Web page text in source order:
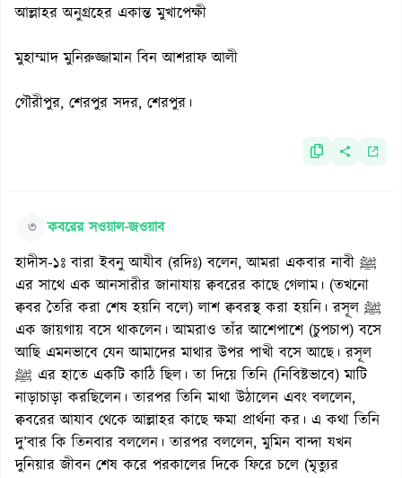
আল্লাহর অনুগ্রহের একান্ত মুখাপেক্ষী
মুহাম্মাদ মুনিরুজ্জামান বিন আশরাফ আলী
গৌরীপুর, শেরপুর সদর, শেরপুর।
৩ কবরের সওয়াল-জওয়াব
হাদীস-১ঃ বারা ইবনু আযীব (রদিঃ) বলেন, আমরা একবার নাবী ﷺ
এর সাথে এক আনসারীর জানাযায় ক্ববরের কাছে গেলাম। (তখনো
ক্ববর তৈরি করা শেষ হয়নি বলে) লাশ ক্ববরস্থ করা হয়নি। রসূল ﷺ
এক জায়গায় বসে থাকলেন। আমরাও তাঁর আশেপাশে (চুপচাপ) বসে
আছি এমনভাবে যেন আমাদের মাথার উপর পাখী বসে আছে। রসূল
ﷺ এর হাতে একটি কাঠি ছিল। তা দিয়ে তিনি (নিবিষ্টভাবে) মাটি
নাড়াচাড়া করছিলেন। তারপর তিনি মাথা উঠালেন এবং বললেন,
ক্ববরের আযাব থেকে আল্লাহর কাছে ক্ষমা প্রার্থনা কর। এ কথা তিনি
দু’বার কি তিনবার বললেন। তারপর বললেন, মুমিন বান্দা যখন
দুনিয়ার জীবন শেষ করে পরকালের দিকে ফিরে চলে (মৃত্যুর